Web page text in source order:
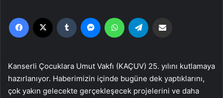
Facebook Tumblr MessengerWhatsApp
Kanserli Çocuklara Umut Vakfı (KAÇUV) 25. yılını kutlamaya
hazırlanıyor. Haberimizin içinde bugüne dek yaptıklarını,
çok yakın gelecekte gerçekleşecek projelerini ve daha